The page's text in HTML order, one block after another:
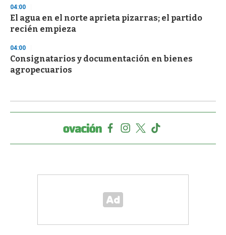
04:00
El agua en el norte aprieta pizarras; el partido
recién empieza
04:00
Consignatarios y documentación en bienes
agropecuarios